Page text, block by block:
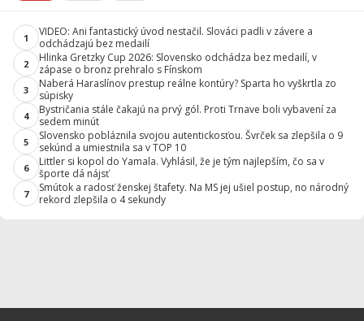
1
VIDEO: Ani fantastický úvod nestačil. Slováci padli v závere a
odchádzajú bez medailí
2
Hlinka Gretzky Cup 2026: Slovensko odchádza bez medailí, v
zápase o bronz prehralo s Fínskom
3
Naberá Haraslínov prestup reálne kontúry? Sparta ho vyškrtla zo
súpisky
4
Bystričania stále čakajú na prvý gól. Proti Trnave boli vybavení za
sedem minút
5
Slovensko pobláznila svojou autentickosťou. Švrček sa zlepšila o 9
sekúnd a umiestnila sa v TOP 10
6
Littler si kopol do Yamala. Vyhlásil, že je tým najlepším, čo sa v
športe dá nájsť
7
Smútok a radosť ženskej štafety. Na MS jej ušiel postup, no národný
rekord zlepšila o 4 sekundy